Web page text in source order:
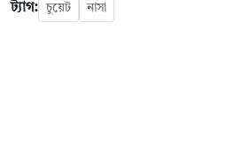
ট্যাগ: চুয়েট নাসা